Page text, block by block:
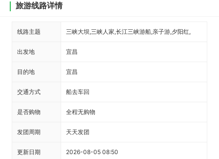
旅游线路详情
线路主题 三峡大坝,三峡人家,长江三峡游船,亲子游,夕阳红,
出发地 宜昌
目的地 宜昌
交通方式 船去车回
是否购物 全程无购物
发团周期 天天发团
更新日期 2026-08-05 08:50